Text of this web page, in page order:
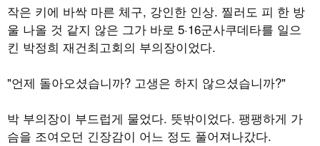
작은 키에 바싹 마른 체구, 강인한 인상. 찔러도 피 한 방
울 나올 것 같지 않은 그가 바로 5·16군사쿠데타를 일으
킨 박정희 재건최고회의 부의장이었다.
"언제 돌아오셨습니까? 고생은 하지 않으셨습니까?"
박 부의장이 부드럽게 물었다. 뜻밖이었다. 팽팽하게 가
슴을 조여오던 긴장감이 어느 정도 풀어져나갔다.